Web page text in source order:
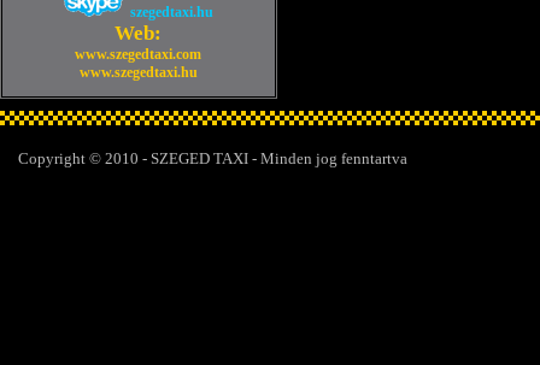
szegedtaxi.hu
Web:
www.szegedtaxi.com
www.szegedtaxi.hu
Copyright © 2010 - SZEGED TAXI - Minden jog fenntartva